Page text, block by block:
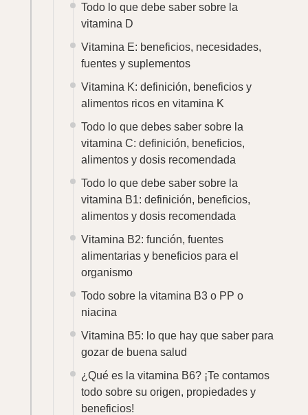
Todo lo que debe saber sobre la
vitamina D
Vitamina E: beneficios, necesidades,
fuentes y suplementos
Vitamina K: definición, beneficios y
alimentos ricos en vitamina K
Todo lo que debes saber sobre la
vitamina C: definición, beneficios,
alimentos y dosis recomendada
Todo lo que debe saber sobre la
vitamina B1: definición, beneficios,
alimentos y dosis recomendada
Vitamina B2: función, fuentes
alimentarias y beneficios para el
organismo
Todo sobre la vitamina B3 o PP o
niacina
Vitamina B5: lo que hay que saber para
gozar de buena salud
¿Qué es la vitamina B6? ¡Te contamos
todo sobre su origen, propiedades y
beneficios!